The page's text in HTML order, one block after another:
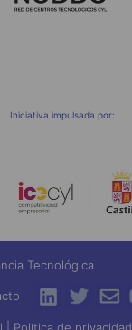
Iniciativa impulsada por:
Tecnológica